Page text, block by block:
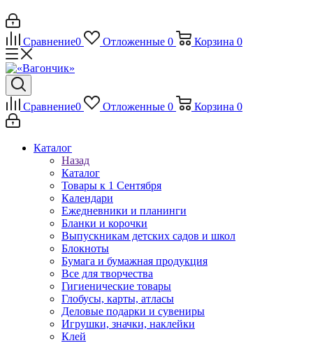
Сравнение0 Отложенные 0 Корзина 0
Сравнение0 Отложенные 0 Корзина 0
Каталог
Назад
Каталог
Товары к 1 Сентября
Календари
Ежедневники и планинги
Бланки и корочки
Выпускникам детских садов и школ
Блокноты
Бумага и бумажная продукция
Все для творчества
Гигиенические товары
Глобусы, карты, атласы
Деловые подарки и сувениры
Игрушки, значки, наклейки
Клей